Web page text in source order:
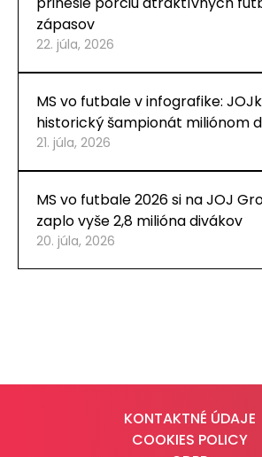
zápasov
22. júla, 2026
MS vo futbale v infografike:
historický šampionát miliónom
21. júla, 2026
MS vo futbale 2026 si na JOJ
zaplo vyše 2,8 milióna divákov
20. júla, 2026
KONTAKTNÉ ÚDAJE
COOKIES POLICY